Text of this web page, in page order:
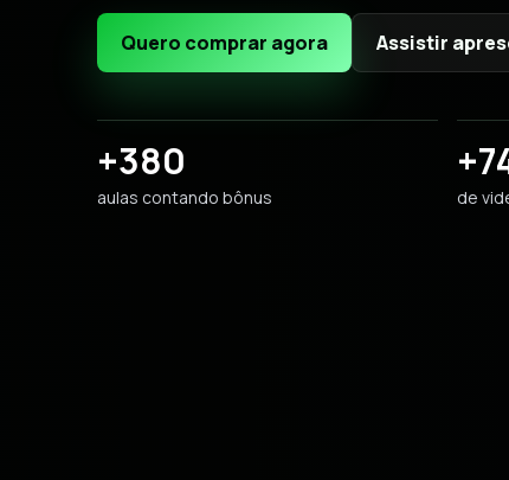
Quero comprar agora Assistir
+380
aulas contando bônus de